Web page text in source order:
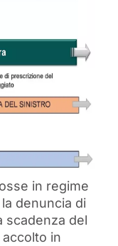
in regime
denuncia di
scadenza del
in